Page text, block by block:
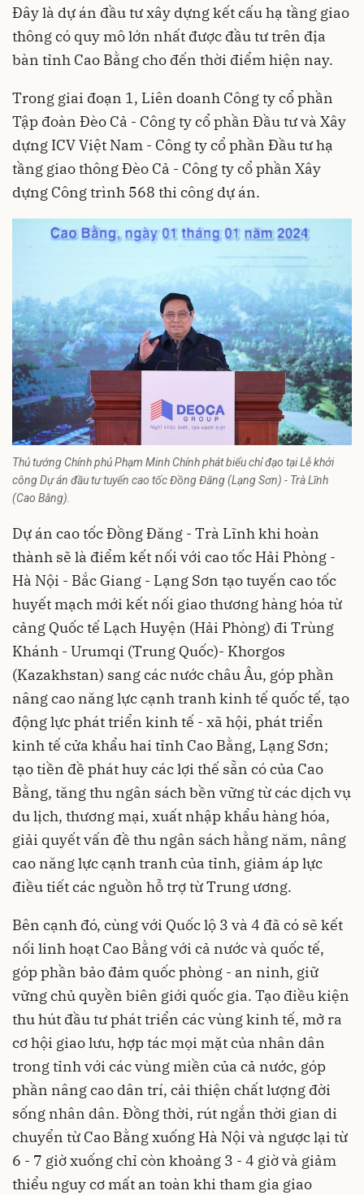
Đây là dự án đầu tư xây dựng kết cấu hạ tầng giao
thông có quy mô lớn nhất được đầu tư trên địa
bàn tỉnh Cao Bằng cho đến thời điểm hiện nay.
Trong giai đoạn 1, Liên doanh Công ty cổ phần
Tập đoàn Đèo Cả - Công ty cổ phần Đầu tư và Xây
dựng ICV Việt Nam - Công ty cổ phần Đầu tư hạ
tầng giao thông Đèo Cả - Công ty cổ phần Xây
dựng Công trình 568 thi công dự án.
Thủ tướng Chính phủ Phạm Minh Chính phát biểu chỉ đạo tại Lễ khởi
công Dự án đầu tư tuyến cao tốc Đồng Đăng (Lạng Sơn) - Trà Lĩnh
(Cao Bằng).
Dự án cao tốc Đồng Đăng - Trà Lĩnh khi hoàn
thành sẽ là điểm kết nối với cao tốc Hải Phòng -
Hà Nội - Bắc Giang - Lạng Sơn tạo tuyến cao tốc
huyết mạch mới kết nối giao thương hàng hóa từ
cảng Quốc tế Lạch Huyện (Hải Phòng) đi Trùng
Khánh - Urumqi (Trung Quốc)- Khorgos
(Kazakhstan) sang các nước châu Âu, góp phần
nâng cao năng lực cạnh tranh kinh tế quốc tế, tạo
động lực phát triển kinh tế - xã hội, phát triển
kinh tế cửa khẩu hai tỉnh Cao Bằng, Lạng Sơn;
tạo tiền đề phát huy các lợi thế sẵn có của Cao
Bằng, tăng thu ngân sách bền vững từ các dịch vụ
du lịch, thương mại, xuất nhập khẩu hàng hóa,
giải quyết vấn đề thu ngân sách hằng năm, nâng
cao năng lực cạnh tranh của tỉnh, giảm áp lực
điều tiết các nguồn hỗ trợ từ Trung ương.
Bên cạnh đó, cùng với Quốc lộ 3 và 4 đã có sẽ kết
nối linh hoạt Cao Bằng với cả nước và quốc tế,
góp phần bảo đảm quốc phòng - an ninh, giữ
vững chủ quyền biên giới quốc gia. Tạo điều kiện
thu hút đầu tư phát triển các vùng kinh tế, mở ra
cơ hội giao lưu, hợp tác mọi mặt của nhân dân
trong tỉnh với các vùng miền của cả nước, góp
phần nâng cao dân trí, cải thiện chất lượng đời
sống nhân dân. Đồng thời, rút ngắn thời gian di
chuyển từ Cao Bằngxuống Hà Nội và ngược lại từ
6 - 7 giờ xuống chỉ còn khoảng 3 - 4 giờ và giảm
thiểu nguy cơ mất an toàn khi tham gia giao